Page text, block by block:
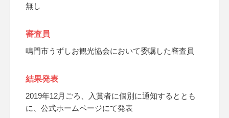
無し
審査員
鳴門市うずしお観光協会において委嘱した審査員
結果発表
2019年12月ごろ、入賞者に個別に通知するととも
に、公式ホームページにて発表